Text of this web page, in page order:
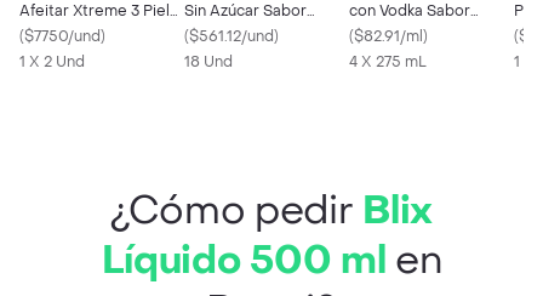
Afeitar Xtreme 3 Piel
Sensible
($7750/und)
1 X 2 Und
Sin Azúcar Sabor
Passion Fruit 18 Und
($561.12/und)
18 Und
con Vodka Sabor
Original
($82.91/ml)
4 X 275 mL
(
1 x
¿Cómo pedir Blix
Líquido 500 ml en